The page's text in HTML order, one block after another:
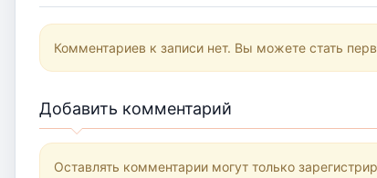
Комментариев к записи нет. Вы можете стать
Добавить комментарий
Оставлять комментарии могут только